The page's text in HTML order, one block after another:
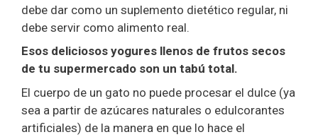
debe dar como un suplemento dietético regular, ni
debe servir como alimento real.
Esos deliciosos yogures llenos de frutos secos
de tu supermercado son un tabú total.
El cuerpo de un gato no puede procesar el dulce (ya
sea a partir de azúcares naturales o edulcorantes
artificiales) de la manera en que lo hace el